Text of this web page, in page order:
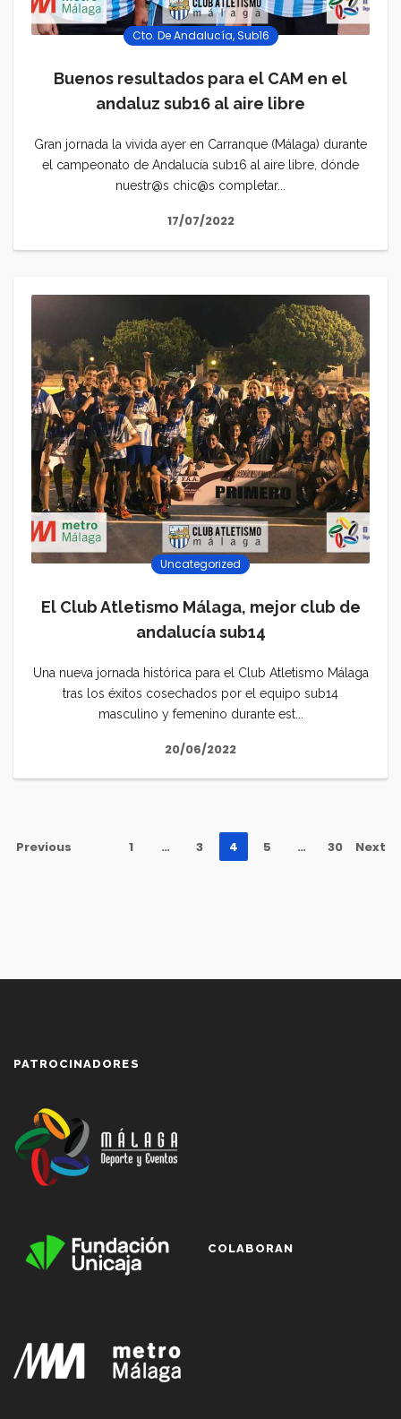
Cto. De Andalucía,Sub16
Buenos resultados para el CAM en el
andaluz sub16 al aire libre
Gran jornada la vivida ayer en Carranque (Málaga) durante
el campeonato de Andalucía sub16 al aire libre, dónde
nuestr@s chic@s completar...
17/07/2022
Uncategorized
El Club Atletismo Málaga, mejor club de
andalucía sub14
Una nueva jornada histórica para el Club Atletismo Málaga
tras los éxitos cosechados por el equipo sub14
masculino y femenino durante est...
20/06/2022
Previous 1 … 3 4 5 … 30 Next
PATROCINADORES
COLABORAN